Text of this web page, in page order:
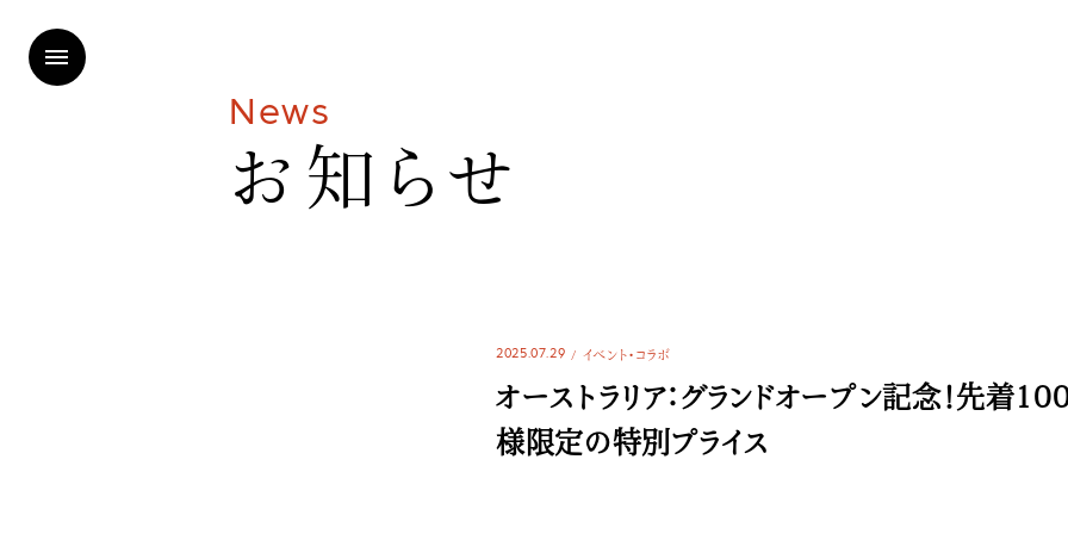
News
お 知 ら せ
2025.07.29 イベント・コラボ
オーストラリア：グランドオープン記念！先着
様限定の特別プライス